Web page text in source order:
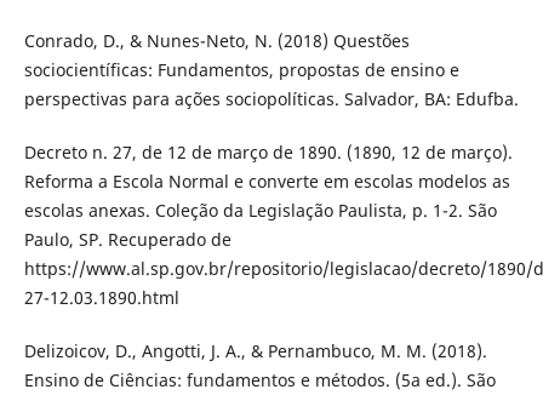
Conrado, D., & Nunes-Neto, N. (2018) Questões
sociocientíficas: Fundamentos, propostas de ensino e
perspectivas para ações sociopolíticas. Salvador, BA: Edufba.
Decreto n. 27, de 12 de março de 1890. (1890, 12 de março).
Reforma a Escola Normal e converte em escolas modelos as
escolas anexas. Coleção da Legislação Paulista, p. 1-2. São
Paulo, SP. Recuperado de
https://www.al.sp.gov.br/repositorio/legislacao/decreto/1890/
27-12.03.1890.html
Delizoicov, D., Angotti, J. A., & Pernambuco, M. M. (2018).
Ensino de Ciências: fundamentos e métodos. (5a ed.). São